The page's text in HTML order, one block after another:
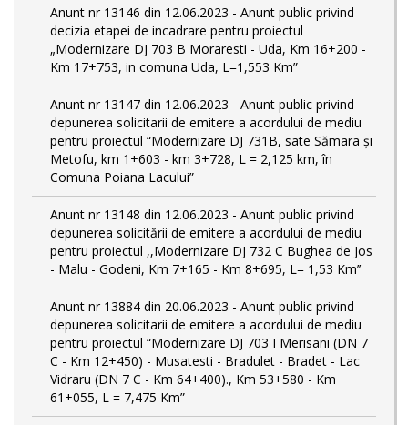
Anunt nr 13146 din 12.06.2023 - Anunt public privind
decizia etapei de incadrare pentru proiectul
„Modernizare DJ 703 B Moraresti - Uda, Km 16+200 -
Km 17+753, in comuna Uda, L=1,553 Km”
Anunt nr 13147 din 12.06.2023 - Anunt public privind
depunerea solicitarii de emitere a acordului de mediu
pentru proiectul “Modernizare DJ 731B, sate Sămara și
Metofu, km 1+603 - km 3+728, L = 2,125 km, în
Comuna Poiana Lacului”
Anunt nr 13148 din 12.06.2023 - Anunt public privind
depunerea solicitării de emitere a acordului de mediu
pentru proiectul ,,Modernizare DJ 732 C Bughea de Jos
- Malu - Godeni, Km 7+165 - Km 8+695, L= 1,53 Km’’
Anunt nr 13884 din 20.06.2023 - Anunt public privind
depunerea solicitarii de emitere a acordului de mediu
pentru proiectul “Modernizare DJ 703 I Merisani (DN 7
C - Km 12+450) - Musatesti - Bradulet - Bradet - Lac
Vidraru (DN 7 C - Km 64+400)., Km 53+580 - Km
61+055, L = 7,475 Km”